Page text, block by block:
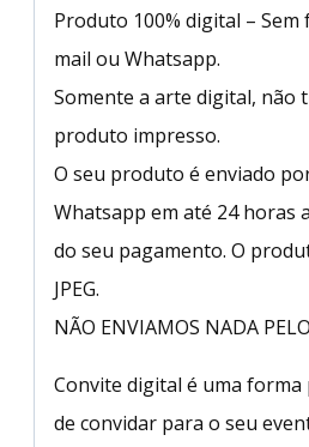
Produto 100% digital –
mail ou Whatsapp.
Somente a arte digital, não
produto impresso.
O seu produto é enviado
Whatsapp em até 24 horas
do seu pagamento. O
JPEG.
NÃO ENVIAMOS NADA
Convite digital é uma forma
de convidar para o seu